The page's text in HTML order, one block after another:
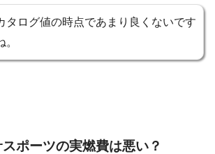
タログ値の時点であまり良くないです
。
ポーツの実燃費は悪い？